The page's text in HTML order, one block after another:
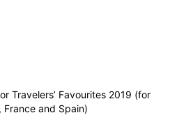
Travelers’ Favourites 2019 (for
France and Spain)